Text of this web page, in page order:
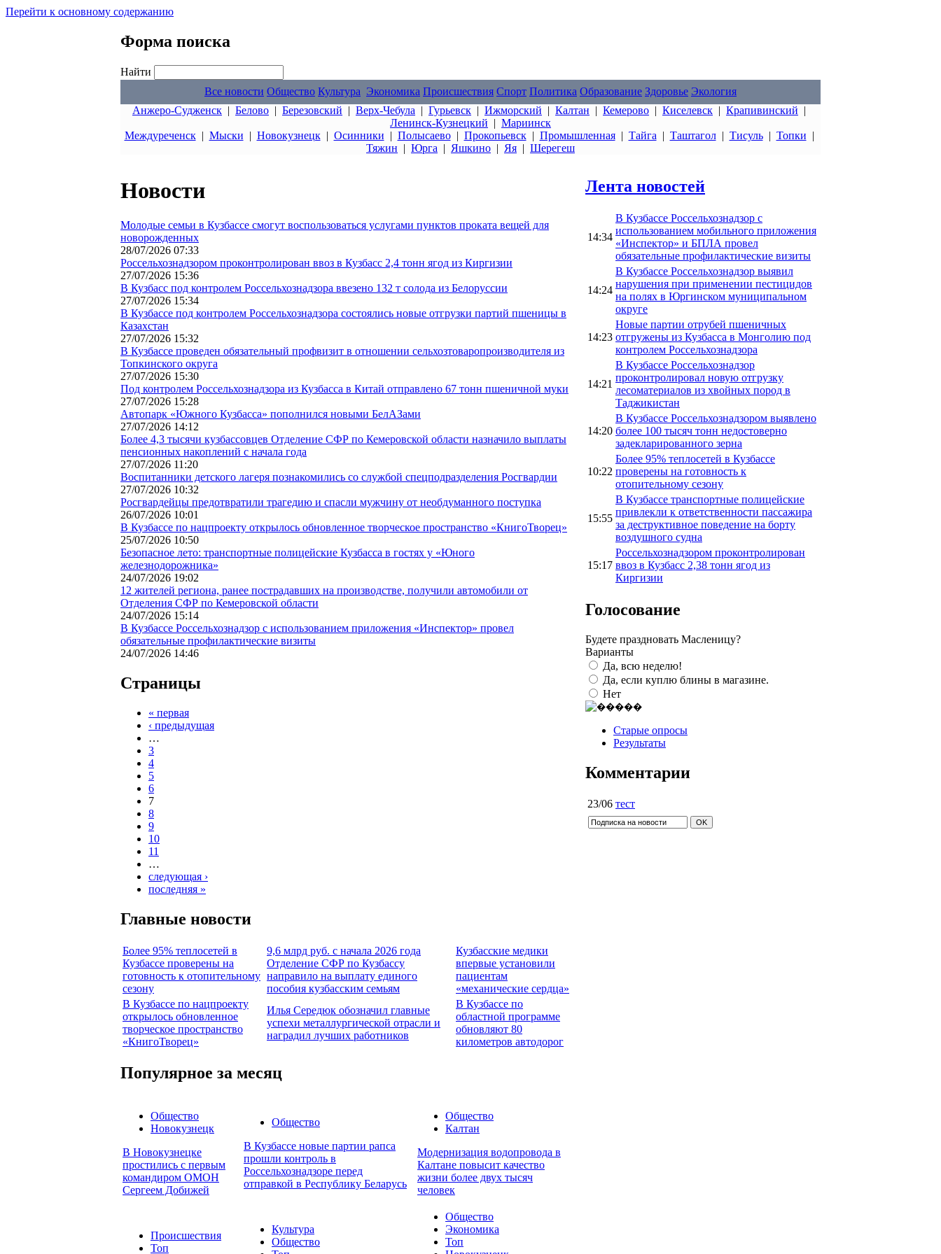
Перейти к основному содержанию
Форма поиска
Найти
Все новости Общество Культура Экономика Происшествия Спорт Политика Образование Здоровье Экология
Анжеро-Судженск | Белово | Березовский | Верх-Чебула | Гурьевск | Ижморский | Калтан | Кемерово | Киселевск | Крапивинский |
Ленинск-Кузнецкий | Мариинск
Междуреченск| Мыски | Новокузнецк| Осинники | Полысаево| Прокопьевск| Промышленная| Тайга | Таштагол| Тисуль| Топки |
Тяжин | Юрга | Яшкино | Яя | Шерегеш
Новости
Молодые семьи в Кузбассе смогут воспользоваться услугами пунктов проката вещей для
новорожденных
28/07/2026 07:33
Россельхознадзором проконтролирован ввоз в Кузбасс 2,4 тонн ягод из Киргизии
27/07/2026 15:36
В Кузбасс под контролем Россельхознадзора ввезено 132 т солода из Белоруссии
27/07/2026 15:34
В Кузбассе под контролем Россельхознадзора состоялись новые отгрузки партий пшеницы в
Казахстан
27/07/2026 15:32
В Кузбассе проведен обязательный профвизит в отношении сельхозтоваропроизводителя из
Топкинского округа
27/07/2026 15:30
Под контролем Россельхознадзора из Кузбасса в Китай отправлено 67 тонн пшеничной муки
27/07/2026 15:28
Автопарк «Южного Кузбасса» пополнился новыми БелАЗами
27/07/2026 14:12
Более 4,3 тысячи кузбассовцев Отделение СФР по Кемеровской области назначило выплаты
пенсионных накоплений с начала года
27/07/2026 11:20
Воспитанники детского лагеря познакомились со службой спецподразделения Росгвардии
27/07/2026 10:32
Росгвардейцы предотвратили трагедию и спасли мужчину от необдуманного поступка
26/07/2026 10:01
В Кузбассе по нацпроекту открылось обновленное творческое пространство «КнигоТворец»
25/07/2026 10:50
Безопасное лето: транспортные полицейские Кузбасса в гостях у «Юного
железнодорожника»
24/07/2026 19:02
12 жителей региона, ранее пострадавших на производстве, получили автомобили от
Отделения СФР по Кемеровской области
24/07/2026 15:14
В Кузбассе Россельхознадзор с использованием приложения «Инспектор» провел
обязательные профилактические визиты
24/07/2026 14:46
Страницы
« первая
‹ предыдущая
…
3
4
5
6
7
8
9
10
11
…
следующая ›
последняя »
Главные новости
Более 95% теплосетей в
Кузбассе проверены на
готовность к отопительному
сезону
9,6 млрд руб. с начала 2026 года
Отделение СФР по Кузбассу
направило на выплату единого
пособия кузбасским семьям
Кузбасские медики
впервые установили
пациентам
«механические сердца»
В Кузбассе по нацпроекту
открылось обновленное
творческое пространство
«КнигоТворец»
Илья Середюк обозначил главные
успехи металлургической отрасли и
наградил лучших работников
В Кузбассе по
областной программе
обновляют 80
километров автодорог
Популярное за месяц
Общество
Новокузнецк
В Новокузнецке
простились с первым
командиром ОМОН
Сергеем Добижей
Общество
В Кузбассе новые партии рапса
прошли контроль в
Россельхознадзоре перед
отправкой в Республику Беларусь
Общество
Калтан
Модернизация водопровода в
Калтане повысит качество
жизни более двух тысяч
человек
Происшествия
Топ
Культура
Общество
Общество
Экономика
Топ
Лента новостей
14:34
В Кузбассе Россельхознадзор с
использованием мобильного приложения
«Инспектор» и БПЛА провел
обязательные профилактические визиты
14:24
В Кузбассе Россельхознадзор выявил
нарушения при применении пестицидов
на полях в Юргинском муниципальном
округе
14:23
Новые партии отрубей пшеничных
отгружены из Кузбасса в Монголию под
контролем Россельхознадзора
14:21
В Кузбассе Россельхознадзор
проконтролировал новую отгрузку
лесоматериалов из хвойных пород в
Таджикистан
14:20
В Кузбассе Россельхознадзором выявлено
более 100 тысяч тонн недостоверно
задекларированного зерна
10:22
Более 95% теплосетей в Кузбассе
проверены на готовность к
отопительному сезону
15:55
В Кузбассе транспортные полицейские
привлекли к ответственности пассажира
за деструктивное поведение на борту
воздушного судна
15:17
Россельхознадзором проконтролирован
ввоз в Кузбасс 2,38 тонн ягод из
Киргизии
Голосование
Будете праздновать Масленицу?
Варианты
Да, всю неделю!
Да, если куплю блины в магазине.
Нет
Старые опросы
Результаты
Комментарии
23/06 тест